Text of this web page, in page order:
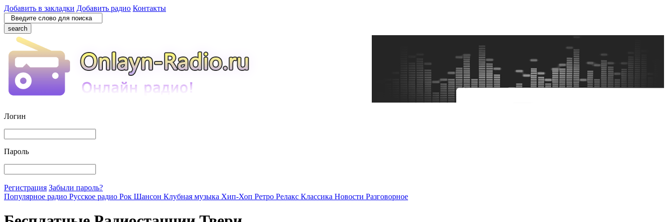
Добавить в закладки Добавить радио Контакты
search
Логин
Пароль
Регистрация Забыли пароль?
Популярное радио Русское радио Рок Шансон Клубная музыка Хип-Хоп Ретро Релакс Классика Новости Разговорное